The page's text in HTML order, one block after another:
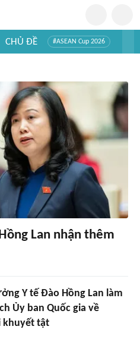
CHỦ ĐỀ #ASEAN Cup 2026
Lan nhận thêm
Y tế Đào Hồng Lan làm
Ủy ban Quốc gia về
khuyết tật